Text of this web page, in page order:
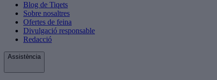
Blog de Tiqets
Sobre nosaltres
Ofertes de feina
Divulgació responsable
Redacció
Assistència